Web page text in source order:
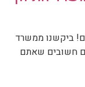
ביקשנו ממשרד
עבורכם 10 פרמטרים חשובים שאתם